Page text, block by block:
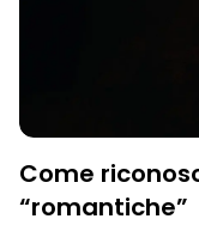
Come
“romantiche”